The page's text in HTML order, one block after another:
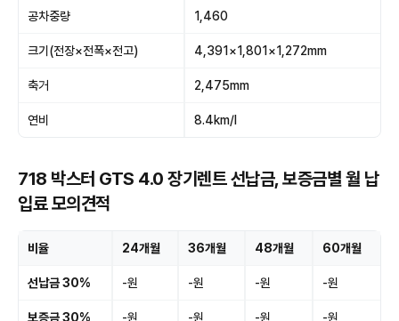
공차중량 1,460
크기(전장×전폭×전고) 4,391×1,801×1,272mm
축거 2,475mm
연비 8.4km/l
718 박스터 GTS 4.0 장기렌트 선납금, 보증금별 월 납
입료 모의견적
비율 24개월 36개월 48개월 60개월
선납금 30% -원 -원 -원 -원
보증금 30% -원 -원 -원 -원